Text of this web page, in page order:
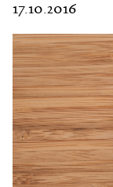
17.10.2016